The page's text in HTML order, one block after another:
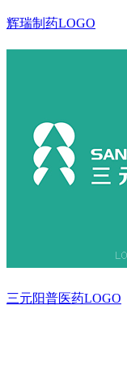
辉瑞制药LOGO
三元阳普医药LOGO